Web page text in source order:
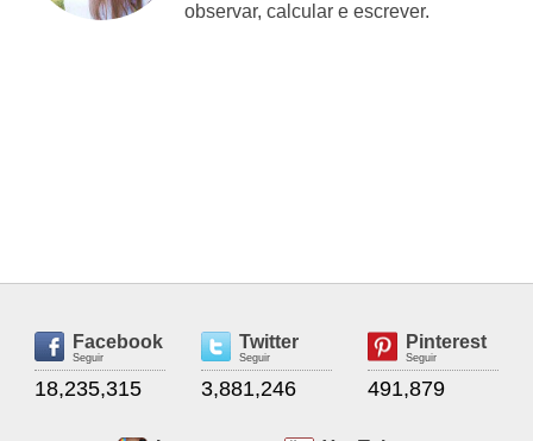
observar, calcular e escrever.
Facebook
Seguir
18,235,315
Twitter
Seguir
3,881,246
Pinterest
Seguir
491,879